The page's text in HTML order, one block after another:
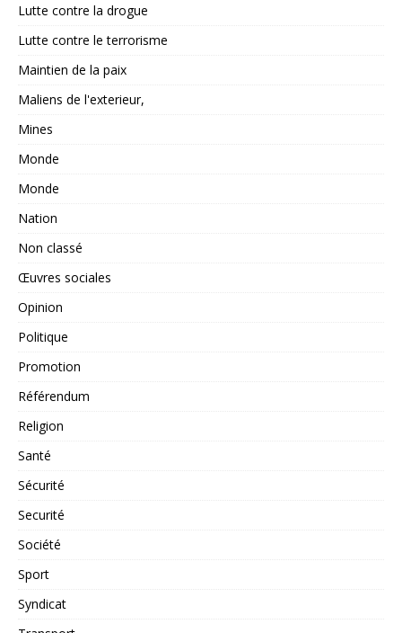
Lutte contre la drogue
Lutte contre le terrorisme
Maintien de la paix
Maliens de l'exterieur,
Mines
Monde
Monde
Nation
Non classé
Œuvres sociales
Opinion
Politique
Promotion
Référendum
Religion
Santé
Sécurité
Securité
Société
Sport
Syndicat